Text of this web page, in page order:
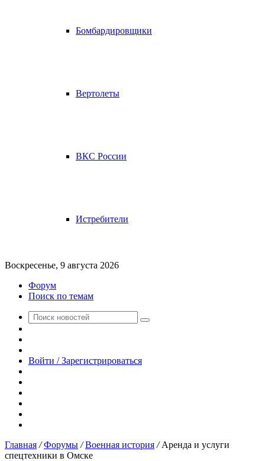
Бомбардировщики
Вертолеты
ВКС России
Истребители
Воскресенье, 9 августа 2026
Форум
Поиск по темам
Поиск
новость
Войти / Зарегистрироваться
Главная / Форумы / Военная история / Аренда и услуги
спецтехники в Омске